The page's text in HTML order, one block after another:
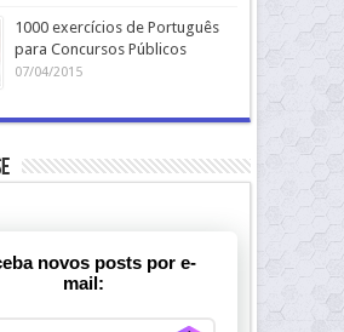
1000 exercícios de Português
para Concursos Públicos
07/04/2015
novos posts por e-
mail: